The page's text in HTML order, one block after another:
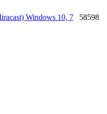
Windows 10, 7 58598